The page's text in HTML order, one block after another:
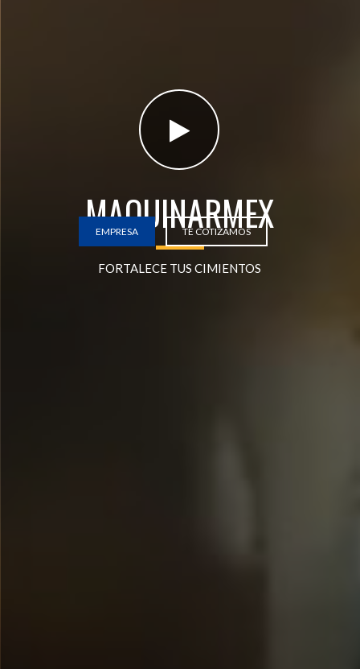
MAQUINARMEX
FORTALECE TUS CIMIENTOS
EMPRESA TE COTIZAMOS